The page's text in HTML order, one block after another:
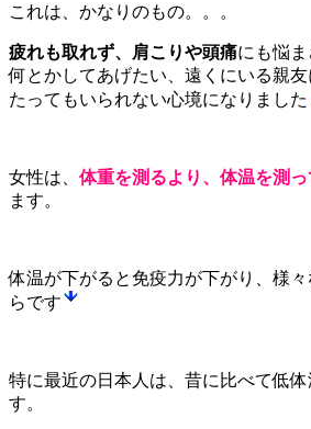
これは、かなりのもの。。。
疲れも取れず、肩こりや頭痛にも悩ま
何とかしてあげたい、遠くにいる親
たってもいられない心境になりました
女性は、 体重を測るより、体温を測っ
ます。
体温が下がると免疫力が下がり、様
らです
特に最近の日本人は、昔に比べて低
す。